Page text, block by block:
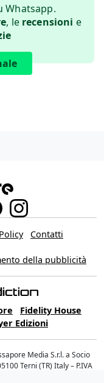
Whatsapp.
, le recensioni e
Contatti
della pubblicità
Fidelity House
Edizioni
Media S.r.l. a Socio
Terni (TR) Italy – P.IVA